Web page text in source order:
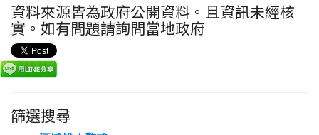
資料來源皆為政府公開資料。且資訊未經核
實。如有問題請詢問當地政府
篩選搜尋